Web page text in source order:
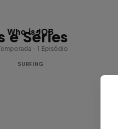
e Séries
Who is JOB
· 1 Episódio
SURFING